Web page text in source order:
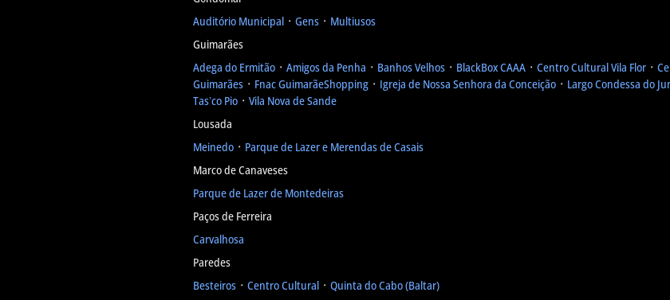
Auditório Municipal ᛫ Gens ᛫ Multiusos
Guimarães
Adega do Ermitão ᛫ Amigos da Penha ᛫ Banhos Velhos ᛫ BlackBox CAAA ᛫ Centro Cultural Vila Flor ᛫
Guimarães ᛫ Fnac GuimarãeShopping ᛫ Igreja de Nossa Senhora da Conceição ᛫ Largo Condessa do
Tas’co Pio ᛫ Vila Nova de Sande
Lousada
Meinedo ᛫ Parque de Lazer e Merendas de Casais
Marco de Canaveses
Parque de Lazer de Montedeiras
Paços de Ferreira
Carvalhosa
Paredes
Besteiros ᛫ Centro Cultural ᛫ Quinta do Cabo (Baltar)